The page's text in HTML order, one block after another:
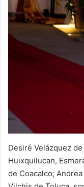
Desiré Velázquez
Huixquilucan,
de Coacalco;